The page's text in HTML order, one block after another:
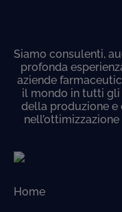
Siamo consulenti,
profonda
aziende
il mondo in tutti
della produzione e
Home